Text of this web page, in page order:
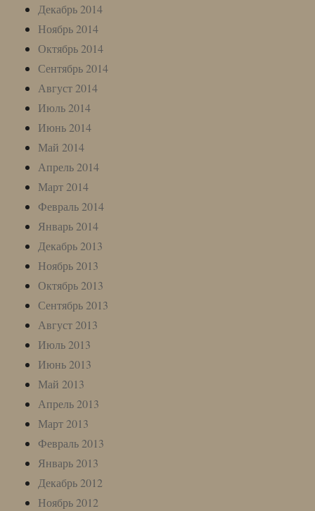
Декабрь 2014
Ноябрь 2014
Октябрь 2014
Сентябрь 2014
Август 2014
Июль 2014
Июнь 2014
Май 2014
Апрель 2014
Март 2014
Февраль 2014
Январь 2014
Декабрь 2013
Ноябрь 2013
Октябрь 2013
Сентябрь 2013
Август 2013
Июль 2013
Июнь 2013
Май 2013
Апрель 2013
Март 2013
Февраль 2013
Январь 2013
Декабрь 2012
Ноябрь 2012